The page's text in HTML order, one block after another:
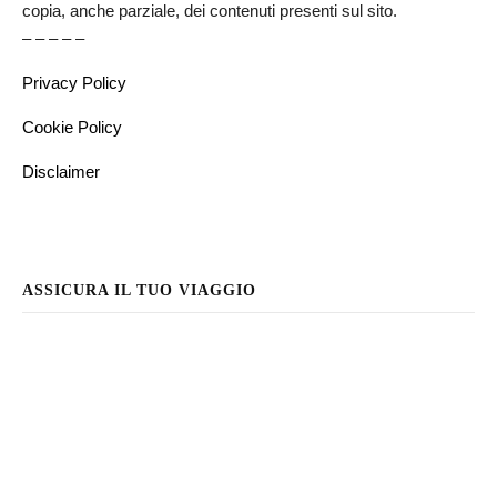
copia, anche parziale, dei contenuti presenti sul sito.
– – – – –
Privacy Policy
Cookie Policy
Disclaimer
ASSICURA IL TUO VIAGGIO